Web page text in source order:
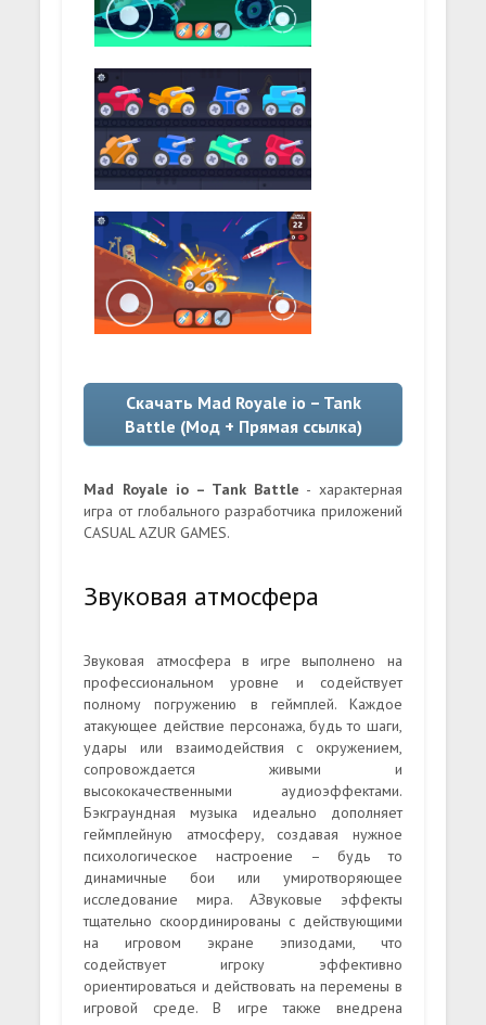
Скачать Mad Royale io – Tank
Battle (Мод + Прямая ссылка)
Mad Royale io – Tank Battle - характерная
игра от глобального разработчика приложений
CASUAL AZUR GAMES.
Звуковая атмосфера
Звуковая атмосфера в игре выполнено на
профессиональном уровне и содействует
полному погружению в геймплей. Каждое
атакующее действие персонажа, будь то шаги,
удары или взаимодействия с окружением,
сопровождается живыми и
высококачественными аудиоэффектами.
Бэкграундная музыка идеально дополняет
геймплейную атмосферу, создавая нужное
психологическое настроение – будь то
динамичные бои или умиротворяющее
исследование мира. АЗвуковые эффекты
тщательно скоординированы с действующими
на игровом экране эпизодами, что
содействует игроку эффективно
ориентироваться и действовать на перемены в
игровой среде. В игре также внедрена